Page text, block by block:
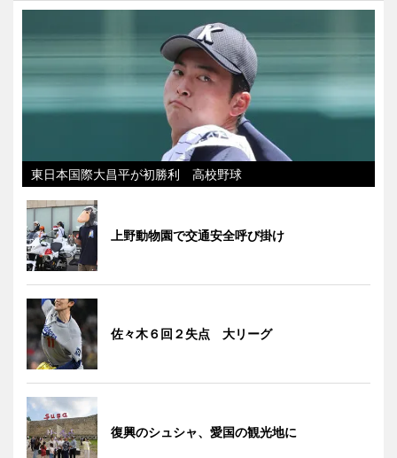
東日本国際大昌平が初勝利 高校野球
上野動物園で交通安全呼び掛け
佐々木６回２失点 大リーグ
復興のシュシャ、愛国の観光地に